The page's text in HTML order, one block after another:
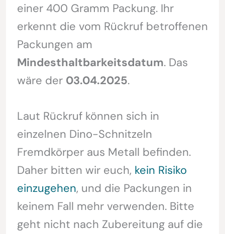
einer 400 Gramm Packung. Ihr
erkennt die vom Rückruf betroffenen
Packungen am
Mindesthaltbarkeitsdatum. Das
wäre der 03.04.2025.
Laut Rückruf können sich in
einzelnen Dino-Schnitzeln
Fremdkörper aus Metall befinden.
Daher bitten wir euch, kein Risiko
einzugehen, und die Packungen in
keinem Fall mehr verwenden. Bitte
geht nicht nach Zubereitung auf die